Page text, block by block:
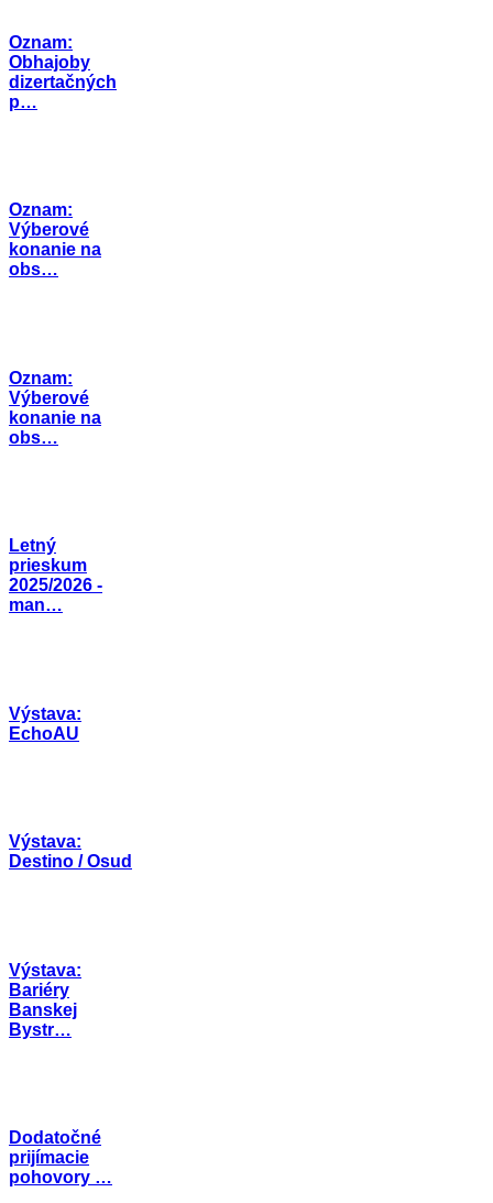
Oznam:
Obhajoby
dizertačných
p…
Oznam:
Výberové
konanie na
obs…
Oznam:
Výberové
konanie na
obs…
Letný
prieskum
2025/2026 -
man…
Výstava:
EchoAU
Výstava:
Destino / Osud
Výstava:
Bariéry
Banskej
Bystr…
Dodatočné
prijímacie
pohovory …